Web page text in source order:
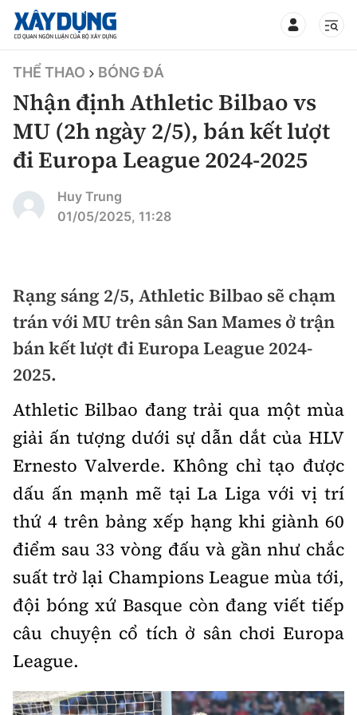
TIN BỘ XÂY DỰNG
CHUYÊN MỤC
Mới nhất
Chính trị
Xã hội
Chuyện dọc đường
Cải chính
Xây dựng
Chỉ đạo điều hành
Quy hoạch kiến trúc
Vật liệu xây dựng
Giám định chất lượng
Quản lý đô thị
Giao thông
Quản lý
Hàng không
Đường sắt
Đăng kiểm
Đường sắt tốc độ cao
Đường thủy
Hàng hải
Đường sắt đô thị
Thị trường
Tài chính
Chứng khoán
Bảo hiểm
Doanh nghiệp
Pháp luật
An ninh hình sự
Điều tra
Pháp đình
Hỏi - Đáp
An toàn giao thông
Giao thông 24h
ATGT địa phương
Văn hóa giao thông
Lái xe an toàn
Chất lượng sống
Giáo dục
Y tế
Đời sống
Lao động - Công đoàn
Văn hóa - Giải Trí
Văn hóa
Showbiz
Điện ảnh
Thể thao
Bóng đá
Bình luận
Công nghệ
THỂ THAO BÓNG ĐÁ
Nhận định Athletic Bilbao vs
MU (2h ngày 2/5), bán kết lượt
đi Europa League 2024-2025
Huy Trung
01/05/2025, 11:28
Rạng sáng 2/5, Athletic Bilbao sẽ chạm
trán với MU trên sân San Mames ở trận
bán kết lượt đi Europa League 2024-
2025.
Athletic Bilbao đang trải qua một mùa
giải ấn tượng dưới sự dẫn dắt của HLV
Ernesto Valverde. Không chỉ tạo được
dấu ấn mạnh mẽ tại La Liga với vị trí
thứ 4 trên bảng xếp hạng khi giành 60
điểm sau 33 vòng đấu và gần như chắc
suất trở lại Champions League mùa tới,
đội bóng xứ Basque còn đang viết tiếp
câu chuyện cổ tích ở sân chơi Europa
League.